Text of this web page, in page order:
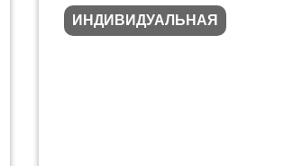
ИНДИВИДУАЛЬНАЯ